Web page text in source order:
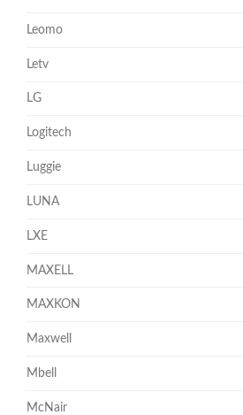
Leomo
Letv
LG
Logitech
Luggie
LUNA
LXE
MAXELL
MAXKON
Maxwell
Mbell
McNair